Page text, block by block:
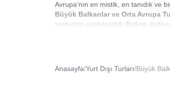
Avrupa’nın en mistik, en tanıdık
Büyük Balkanlar ve Orta Avrupa
seslerinin yankılandığı Balkan
Modern hayatın koşturmacası
olun. Sekiz güne sığdırdığımız bu
Anasayfa/Yurt Dışı Turları/Büyük